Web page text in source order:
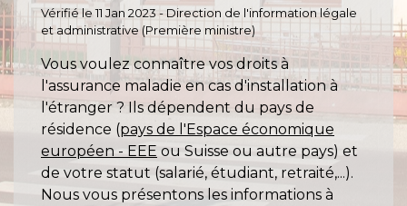
Vérifié le 11 Jan 2023 - Direction de l'information légale
et administrative (Première ministre)
Vous voulez connaître vos droits à
l'assurance maladie en cas d'installation à
l'étranger ? Ils dépendent du pays de
résidence (pays de l'Espace économique
européen - EEE ou Suisse ou autre pays) et
de votre statut (salarié, étudiant, retraité,...).
Nous vous présentons les informations à